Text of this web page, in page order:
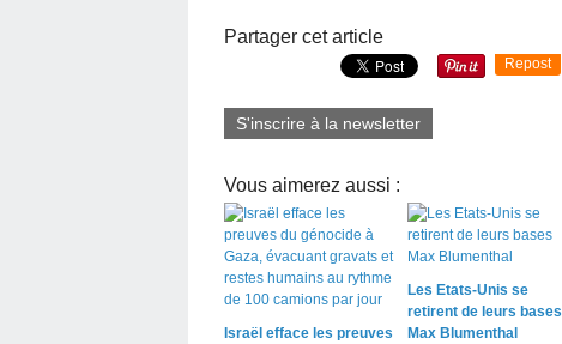
Partager cet article
Repost
S'inscrire à la newsletter
Vous aimerez aussi :
Israël efface les preuves
Les Etats-Unis se
retirent de leurs bases
Max Blumenthal